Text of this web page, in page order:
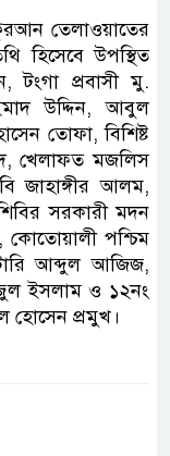
তেলাওয়াতের
হিসেবে উপস্থিত
টংগা প্রবাসী মু.
উদ্দিন, আবুল
তোফা, বিশিষ্ট
খেলাফত মজলিস
জাহাঙ্গীর আলম,
সরকারী মদন
পশ্চিম
আব্দুল আজিজ,
ইসলাম ও ১২নং
হোসেন প্রমুখ।